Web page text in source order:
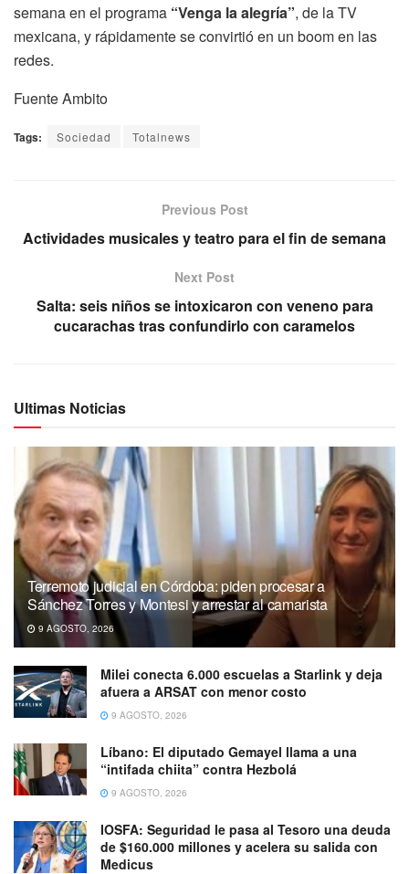
semana en el programa “Venga la alegría”, de la TV
mexicana, y rápidamente se convirtió en un boom en las
redes.
Fuente Ambito
Tags: Sociedad Totalnews
Previous Post
Actividades musicales y teatro para el fin de semana
Next Post
Salta: seis niños se intoxicaron con veneno para
cucarachas tras confundirlo con caramelos
Ultimas Noticias
Terremoto judicial en Córdoba: piden procesar a
Sánchez Torres y Montesi y arrestar al camarista
9 AGOSTO, 2026
Milei conecta 6.000 escuelas a Starlink y deja
afuera a ARSAT con menor costo
9 AGOSTO, 2026
Líbano: El diputado Gemayel llama a una
“intifada chiita” contra Hezbolá
9 AGOSTO, 2026
IOSFA: Seguridad le pasa al Tesoro una deuda
de $160.000 millones y acelera su salida con
Medicus